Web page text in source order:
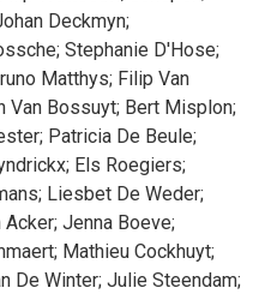
Deckmyn;
; Stephanie D'Hose;
Matthys; Filip Van
Van Bossuyt; Bert Misplon;
; Patricia De Beule;
; Els Roegiers;
; Liesbet De Weder;
Acker; Jenna Boeve;
; Mathieu Cockhuyt;
De Winter; Julie Steendam;